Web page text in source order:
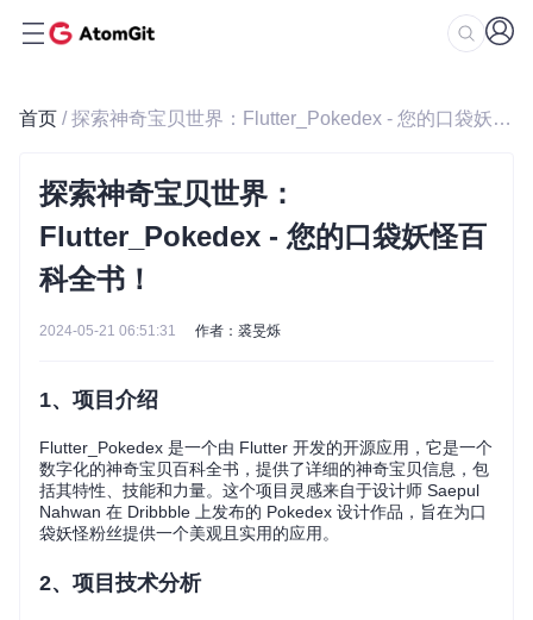
首页 / 探索神奇宝贝世界：Flutter_Pokedex - 您的口袋妖怪百科全书！
探索神奇宝贝世界：
Flutter_Pokedex - 您的口袋妖怪百
科全书！
2024-05-21 06:51:31 作者：裘旻烁
1、项目介绍
Flutter_Pokedex 是一个由 Flutter 开发的开源应用，它是一个
数字化的神奇宝贝百科全书，提供了详细的神奇宝贝信息，包
括其特性、技能和力量。这个项目灵感来自于设计师 Saepul
Nahwan 在 Dribbble 上发布的 Pokedex 设计作品，旨在为口
袋妖怪粉丝提供一个美观且实用的应用。
2、项目技术分析